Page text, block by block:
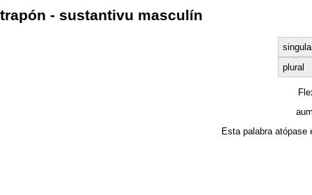
trapón - sustantivu masculín
plural
Esta palabra atópase